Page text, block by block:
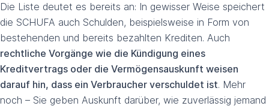
Die Liste deutet es bereits an: In gewisser Weise speichert
die SCHUFA auch Schulden, beispielsweise in Form von
bestehenden und bereits bezahlten Krediten. Auch
rechtliche Vorgänge wie die Kündigung eines
Kreditvertrags oder die Vermögensauskunft weisen
darauf hin, dass ein Verbraucher verschuldet ist. Mehr
noch – Sie geben Auskunft darüber, wie zuverlässig jemand